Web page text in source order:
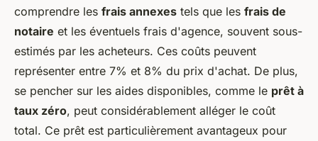
comprendre les frais annexes tels que les frais de
notaire et les éventuels frais d'agence, souvent sous-
estimés par les acheteurs. Ces coûts peuvent
représenter entre 7% et 8% du prix d'achat. De plus,
se pencher sur les aides disponibles, comme le prêt à
taux zéro, peut considérablement alléger le coût
total. Ce prêt est particulièrement avantageux pour